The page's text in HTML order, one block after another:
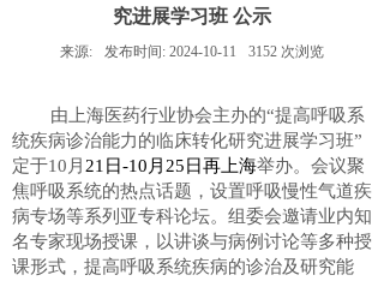
究进展学习班 公示
来源: 发布时间: 2024-10-11 3152 次浏览
由上海医药行业协会主办的“提高呼吸系
统疾病诊治能力的临床转化研究进展学习班”
定于10月 21 日-10月25日再上海举办。会议聚
焦呼吸系统的热点话题，设置呼吸慢性气道疾
病专场等系列亚专科论坛。组委会邀请业内知
名专家现场授课，以讲谈与病例讨论等多种授
课形式，提高呼吸系统疾病的诊治及研究能